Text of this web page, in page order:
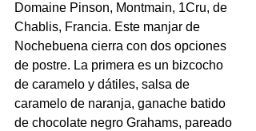
Domaine Pinson, Montmain, 1Cru, de
Chablis, Francia. Este manjar de
Nochebuena cierra con dos opciones
de postre. La primera es un bizcocho
de caramelo y dátiles, salsa de
caramelo de naranja, ganache batido
de chocolate negro Grahams, pareado